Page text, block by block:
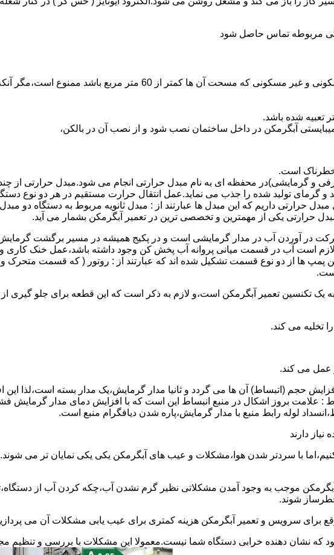
مربوطه تماس حاصل شود
نصب وسایل گاز سوز پر مصرف مانند آبگرمکن در واحدهای مسکونی و غیر
آبگرمکن در داخل ساختمان نصب شود و از نصب آن در بالکن،
خطرناک است.
و گرمایشی)در محفظه ای به نام مبدل حرارتی انجام می شود.مبدل حرارتی
و گرمای تولید شده را جذب می نماید.عمل انتقال حرارت مستقیم در هر دو نوع
حرارتی داریم که این مبدل ها عبارتند از : مبدل ثانویه مربوط به دستگاه دو
حرارتی یکی از مهمترین و تخصصی ترین در تعمیر آبگرمکن بشمار می آید.
در آوردن آب در مدار گرمایشی است و در پکیج همیشه در مسیر برگشت گرمایش
نوع پمپ لازم است آب در قسمت میانی پروانه آب پخش کن وجود داشته باشد،عمل خنک
پمپ ها از دو نوع قسمت تشکیل شده اند که عبارتند از : روتور ( که قسمت متحرک
یک تکنسین تعمیر آبگرمکن است،و لازم به ذکر است که این قطعه برای جلو گیری
عمل می کند.
حجم (اتبساط) آن ها می گردد و ثانیا مدار گرمایش،یک مدار بسته است،لذا
: علامت بروز اشکال در منبع انبساط این است که با افزایش دمای مدار گرمایش
لوله رابط منبع با مدار گرمایش،پاره شدن دیافگرام منبع است.
دارند
با سردتر شدن هوا،مشکلات و عیب های آبگرمکن یکی یکی نمایان تر می
موجب به وجود آمدن مشکلاتی نظیر گرم نشدن آب،چکه کردن آب از
شوند.
برای سرویس و تعمیر آبگرمکن هزینه کمتری برای عیب یابی مشکلات آن می
که نشان دهنده خرابی دستگاه شما نیست.معمولا این مشکلات با بررسی و تنظیم